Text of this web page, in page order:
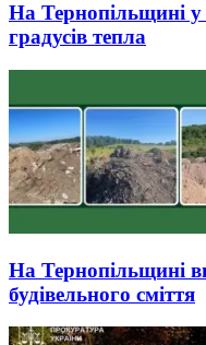
На Тернопільщині у
градусів тепла
На Тернопільщині
будівельного сміття